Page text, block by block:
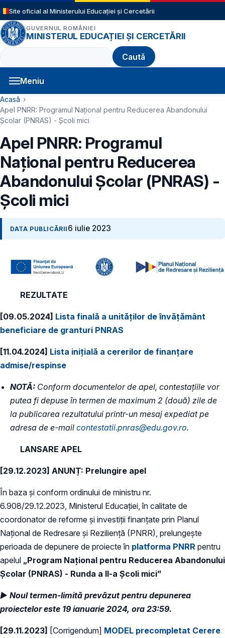
Sari la conținutul principal
Site oficial al Ministerului Educației și Cercetării
GUVERNUL ROMÂNIEI
MINISTERUL EDUCAȚIEI ȘI CERCETĂRII
Caută
Meniu
Navigație principală
Cale de navigare
Acasă
Apel PNRR: Programul Național pentru Reducerea Abandonului
Școlar (PNRAS) - Școli mici
Apel PNRR: Programul
Național pentru Reducerea
Abandonului Școlar (PNRAS) -
Școli mici
DATA PUBLICĂRII 6 iulie 2023
REZULTATE
[09.05.2024] Lista finală a unităților de învățământ
beneficiare de granturi PNRAS
[11.04.2024] Lista inițială a cererilor de finanțare
admise/respinse
NOTĂ: Conform documentelor de apel, contestațiile vor
putea fi depuse în termen de maximum 2 (două) zile de
la publicarea rezultatului printr-un mesaj expediat pe
adresa de e-mail contestatii.pnras@edu.gov.ro.
LANSARE APEL
[29.12.2023] ANUNȚ: Prelungire apel
În baza și conform ordinului de ministru nr.
6.908/29.12.2023, Ministerul Educației, în calitate de
coordonator de reforme și investiții finanțate prin Planul
Național de Redresare și Reziliență (PNRR), prelungește
perioada de depunere de proiecte în platforma PNRR pentru
apelul „Program Național pentru Reducerea Abandonului
Școlar (PNRAS) - Runda a II-a Școli mici”
► Noul termen-limită prevăzut pentru depunerea
proiectelor este 19 ianuarie 2024, ora 23:59.
[29.11.2023] [Corrigendum] MODEL precompletat Cerere